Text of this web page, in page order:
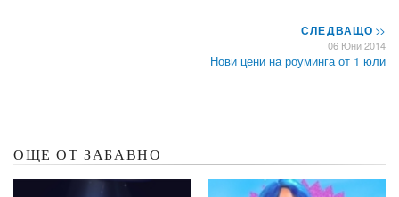
СЛЕДВАЩО>>
06 Юни 2014
Нови цени на роуминга от 1 юли
ОЩЕ ОТ ЗАБАВНО